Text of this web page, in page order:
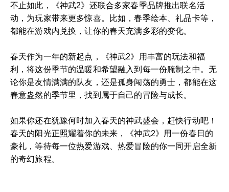
不止如此，《神武2》还联合多家春季品牌推出联名活
动，为玩家带来更多惊喜。比如，春季绘本、礼品卡等，
都能在游戏内兑换，让你的春天充满多彩的变化。
春天作为一年的新起点，《神武2》用丰富的玩法和福
利，将这份季节的温暖和希望融入到每一份腌制之中。无
论你是友情满满的队友，还是孤身闯荡的勇士，都能在这
春意盎然的季节里，找到属于自己的冒险与成长。
如果你还在犹豫何时加入春天的神武盛会，赶快行动吧！
春天的阳光正照耀着你的未来，《神武2》用一份春日的
豪礼，等待每一位热爱游戏、热爱冒险的你一同开启全新
的奇幻旅程。